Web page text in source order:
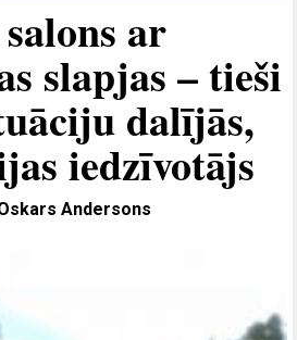
ar
slapjas – tieši
dalījās,
iedzīvotājs
Andersons